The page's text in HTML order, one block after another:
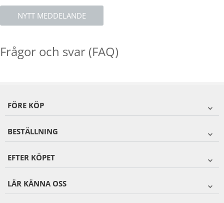
NYTT MEDDELANDE
Frågor och svar (FAQ)
FÖRE KÖP
BESTÄLLNING
EFTER KÖPET
LÄR KÄNNA OSS